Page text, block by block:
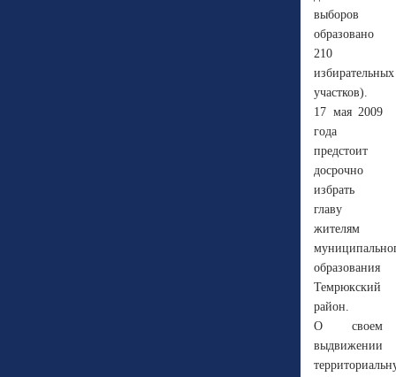
выборов
образовано
210
избирательных
участков).
17 мая 2009
года
предстоит
досрочно
избрать
главу
жителям
образования
Темрюкский
район.
О своем
выдвижении